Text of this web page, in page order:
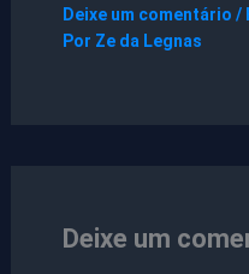
Deixe um comentário /
Por Ze da Legnas
Deixe um